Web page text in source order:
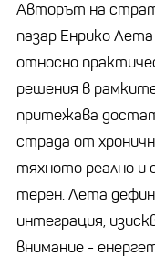
Авторът на
пазар Енрико
относно
решения в
притежава
страда от
тяхното реално и
терен. Лета
интеграция,
внимание -